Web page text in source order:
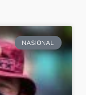
NASIONAL